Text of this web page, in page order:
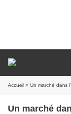
Accueil » Un marché dans
Un marché